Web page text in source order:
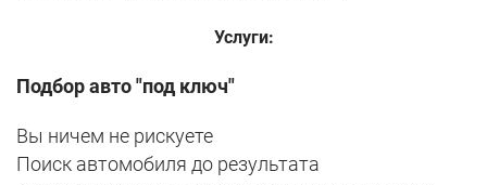
Услуги:
Подбор авто "под ключ"
Вы ничем не рискуете
Поиск автомобиля до результата